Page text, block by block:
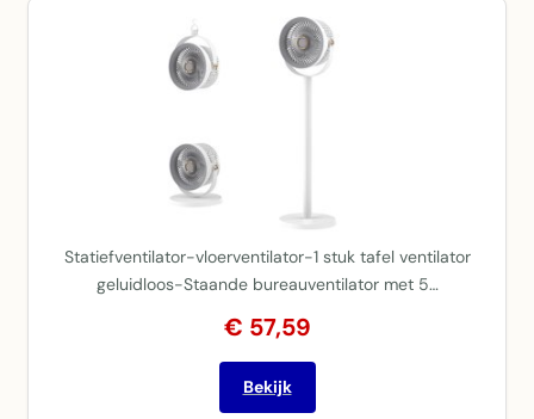
Statiefventilator-vloerventilator-1 stuk tafel ventilator
geluidloos-Staande bureauventilator met 5…
€ 57,59
Bekijk